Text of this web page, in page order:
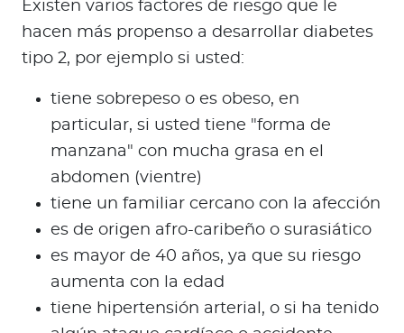
Existen varios factores de riesgo que le
hacen más propenso a desarrollar diabetes
tipo 2, por ejemplo si usted:
tiene sobrepeso o es obeso, en
particular, si usted tiene "forma de
manzana" con mucha grasa en el
abdomen (vientre)
tiene un familiar cercano con la afección
es de origen afro-caribeño o surasiático
es mayor de 40 años, ya que su riesgo
aumenta con la edad
tiene hipertensión arterial, o si ha tenido